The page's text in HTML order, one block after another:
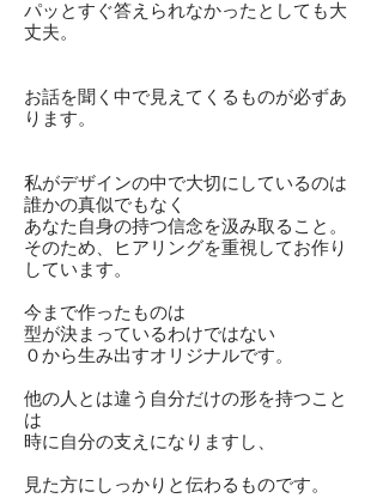
パッとすぐ答えられなかったとしても大
丈夫。
お話を聞く中で見えてくるものが必ずあ
ります。
私がデザインの中で大切にしているのは
誰かの真似でもなく
あなた自身の持つ信念を汲み取ること。
そのため、ヒアリングを重視してお作り
しています。
今まで作ったものは
型が決まっているわけではない
０から生み出すオリジナルです。
他の人とは違う 自分だけの形を持つこと
は
​時に自分の支えになりますし、
見た方にしっかりと伝わるものです。